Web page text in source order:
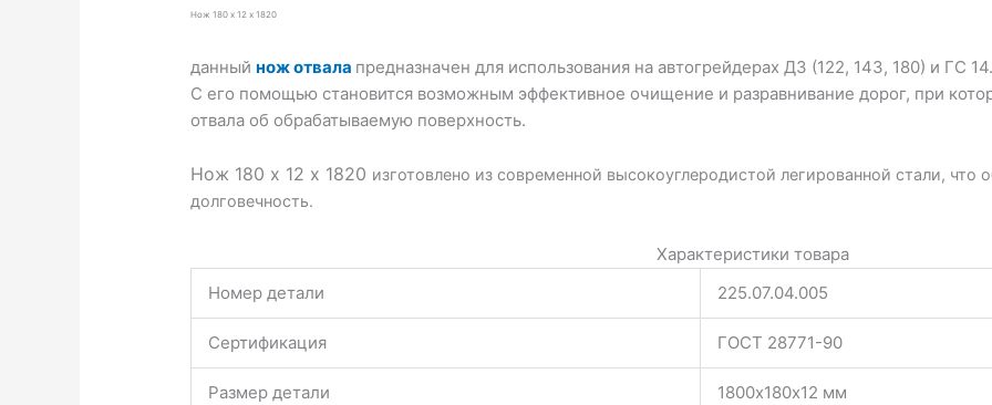
Нож 180 х 12 х 1820
данныйнож отвала предназначен для использования на автогрейдерах ДЗ (122, 143, 180) и ГС
С его помощью становится возможным эффективное очищение и разравнивание дорог, при
отвала об обрабатываемую поверхность.
Нож 180 х 12 х 1820 изготовлено из современной высокоуглеродистой легированной стали, что
долговечность.
Характеристики товара
Номер детали
225.07.04.005
Сертификация ГОСТ 28771-90
Размер детали 1800х180х12 мм